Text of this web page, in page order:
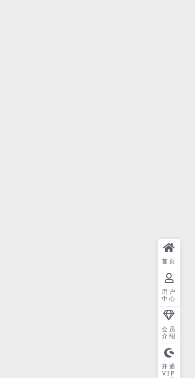
首页
用户
中心
会员
介绍
开通
VIP